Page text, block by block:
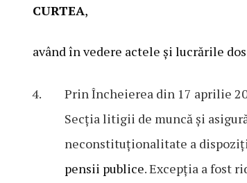
CURTEA,
având în vedere actele şi lucrările
Prin Încheierea din 17 aprilie
Secția litigii de muncă şi
neconstituționalitate a
pensii publice. Excepția a fost